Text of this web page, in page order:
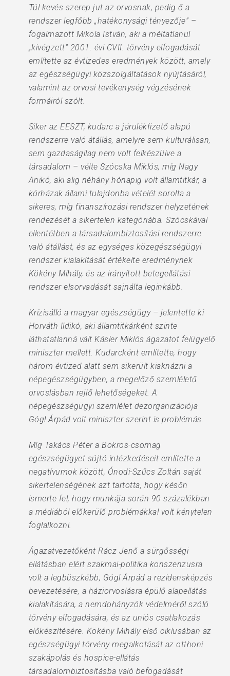
Túl kevés szerep jut az orvosnak, pedig ő a
rendszer legfőbb „hatékonysági tényezője” –
fogalmazott Mikola István, aki a méltatlanul
„kivégzett” 2001. évi CVII. törvény elfogadását
említette az évtizedes eredmények között, amely
az egészségügyi közszolgáltatások nyújtásáról,
valamint az orvosi tevékenység végzésének
formáiról szólt.
Siker az EESZT, kudarc a járulékfizető alapú
rendszerre való átállás, amelyre sem kulturálisan,
sem gazdaságilag nem volt felkészülve a
társadalom – vélte Szócska Miklós, míg Nagy
Anikó, aki alig néhány hónapig volt államtitkár, a
kórházak állami tulajdonba vételét sorolta a
sikeres, míg finanszírozási rendszer helyzetének
rendezését a sikertelen kategóriába. Szócskával
ellentétben a társadalombiztosítási rendszerre
való átállást, és az egységes közegészségügyi
rendszer kialakítását értékelte eredménynek
Kökény Mihály, és az irányított betegellátási
rendszer elsorvadását sajnálta leginkább.
Krízisálló a magyar egészségügy – jelentette ki
Horváth Ildikó, aki államtitkárként szinte
láthatatlanná vált Kásler Miklós ágazatot felügyelő
miniszter mellett. Kudarcként említette, hogy
három évtized alatt sem sikerült kiaknázni a
népegészségügyben, a megelőző szemléletű
orvoslásban rejlő lehetőségeket. A
népegészségügyi szemlélet dezorganizációja
Gógl Árpád volt miniszter szerint is problémás.
Míg Takács Péter a Bokros-csomag
egészségügyet sújtó intézkedéseit említette a
negatívumok között, Ónodi-Szűcs Zoltán saját
sikertelenségének azt tartotta, hogy későn
ismerte fel, hogy munkája során 90 százalékban
a médiából előkerülő problémákkal volt kénytelen
foglalkozni.
Ágazatvezetőként Rácz Jenő a sürgősségi
ellátásban elért szakmai-politika konszenzusra
volt a legbüszkébb, Gógl Árpád a rezidensképzés
bevezetésére, a háziorvoslásra épülő alapellátás
kialakítására, a nemdohányzók védelméről szóló
törvény elfogadására, és az uniós csatlakozás
előkészítésére. Kökény Mihály első ciklusában az
egészségügyi törvény megalkotását az otthoni
szakápolás és hospice-ellátás
társadalombiztosításba való befogadását